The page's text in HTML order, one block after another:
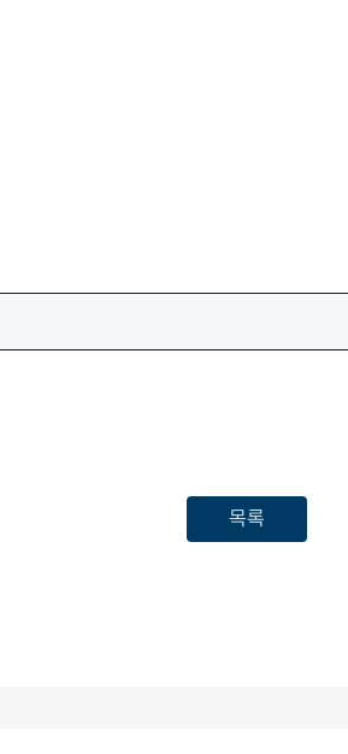
드)
목록